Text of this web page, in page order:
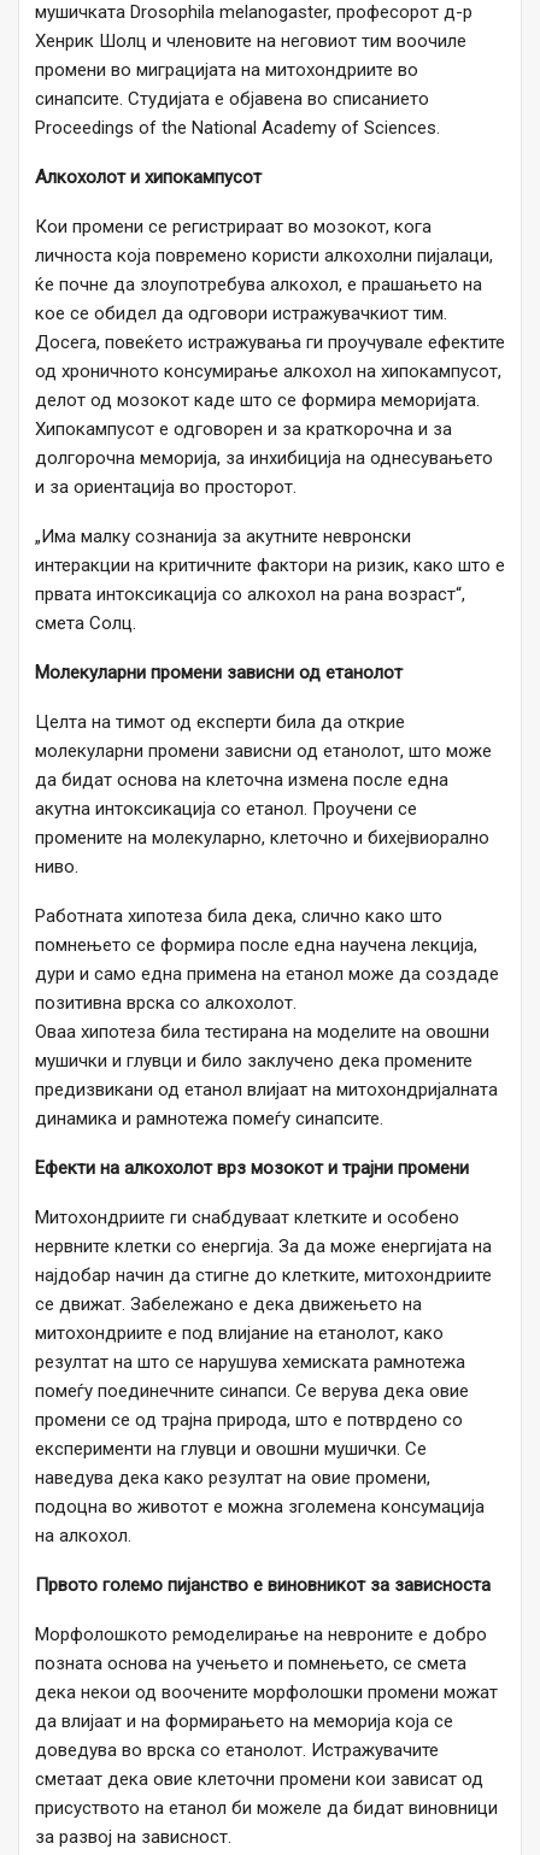
мушичката Drosophila melanogaster, професорот д-р
Хенрик Шолц и членовите на неговиот тим воочиле
промени во миграцијата на митохондриите во
синапсите. Студијата е објавена во списанието
Proceedings of the National Academy of Sciences.
Алкохолот и хипокампусот
Кои промени се регистрираат во мозокот, кога
личноста која повремено користи алкохолни пијалаци,
ќе почне да злоупотребува алкохол, е прашањето на
кое се обидел да одговори истражувачкиот тим.
Досега, повеќето истражувања ги проучувале ефектите
од хроничното консумирање алкохол на хипокампусот,
делот од мозокот каде што се формира меморијата.
Хипокампусот е одговорен и за краткорочна и за
долгорочна меморија, за инхибиција на однесувањето
и за ориентација во просторот.
„Има малку сознанија за акутните невронски
интеракции на критичните фактори на ризик, како што е
првата интоксикација со алкохол на рана возраст“,
смета Солц.
Молекуларни промени зависни од етанолот
Целта на тимот од експерти била да открие
молекуларни промени зависни од етанолот, што може
да бидат основа на клеточна измена после една
акутна интоксикација со етанол. Проучени се
промените на молекуларно, клеточно и бихејвиорално
ниво.
Работната хипотеза била дека, слично како што
помнењето се формира после една научена лекција,
дури и само една примена на етанол може да создаде
позитивна врска со алкохолот.
Оваа хипотеза била тестирана на моделите на овошни
мушички и глувци и било заклучено дека промените
предизвикани од етанол влијаат на митохондријалната
динамика и рамнотежа помеѓу синапсите.
Ефекти на алкохолот врз мозокот и трајни промени
Митохондриите ги снабдуваат клетките и особено
нервните клетки со енергија. За да може енергијата на
најдобар начин да стигне до клетките, митохондриите
се движат. Забележано е дека движењето на
митохондриите е под влијание на етанолот, како
резултат на што се нарушува хемиската рамнотежа
помеѓу поединечните синапси. Се верува дека овие
промени се од трајна природа, што е потврдено со
експерименти на глувци и овошни мушички. Се
наведува дека како резултат на овие промени,
подоцна во животот е можна зголемена консумација
на алкохол.
Првото големо пијанство е виновникот за зависноста
Морфолошкото ремоделирање на невроните е добро
позната основа на учењето и помнењето, се смета
дека некои од воочените морфолошки промени можат
да влијаат и на формирањето на меморија која се
доведува во врска со етанолот. Истражувачите
сметаат дека овие клеточни промени кои зависат од
присуството на етанол би можеле да бидат виновници
за развој на зависност.